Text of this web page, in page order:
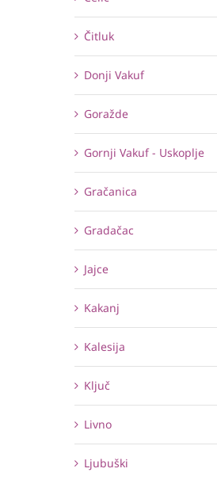
Čitluk
Donji Vakuf
Goražde
Gornji Vakuf - Uskoplje
Gračanica
Gradačac
Jajce
Kakanj
Kalesija
Ključ
Livno
Ljubuški